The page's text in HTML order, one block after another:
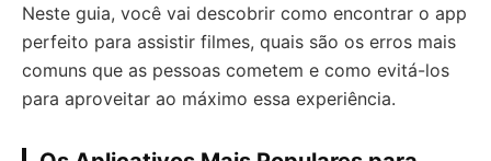
Neste guia, você vai descobrir como encontrar o app
perfeito para assistir filmes, quais são os erros mais
comuns que as pessoas cometem e como evitá-los
para aproveitar ao máximo essa experiência.